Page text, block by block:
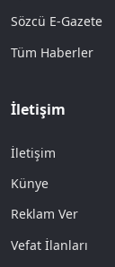
Sözcü E-Gazete
Tüm Haberler
İletişim
İletişim
Künye
Reklam Ver
Vefat İlanları